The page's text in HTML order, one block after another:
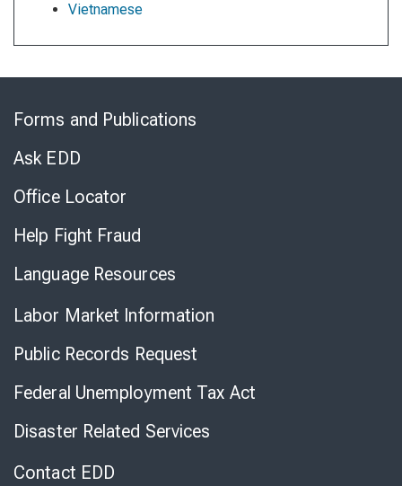
Vietnamese
Forms and Publications
Ask EDD
Office Locator
Help Fight Fraud
Language Resources
Labor Market Information
Public Records Request
Federal Unemployment Tax Act
Disaster Related Services
Contact EDD